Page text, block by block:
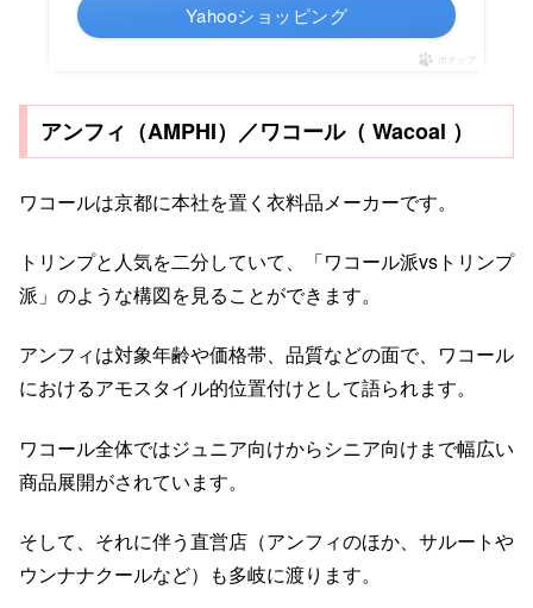
Yahooショッピング
ポチップ
アンフィ（AMPHI）／ワコール（ Wacoal ）
ワコールは京都に本社を置く衣料品メーカーです。
トリンプと人気を二分していて、「ワコール派vsトリンプ
派」のような構図を見ることができます。
アンフィは対象年齢や価格帯、品質などの面で、ワコール
におけるアモスタイル的位置付けとして語られます。
ワコール全体ではジュニア向けからシニア向けまで幅広い
商品展開がされています。
そして、それに伴う直営店（アンフィのほか、サルートや
ウンナナクールなど）も多岐に渡ります。